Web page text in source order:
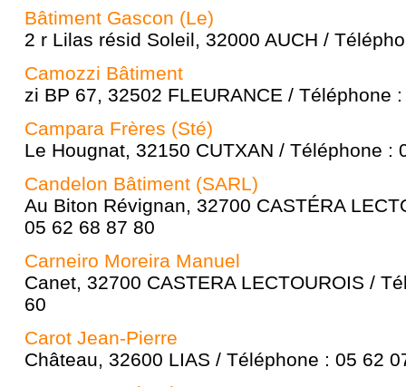
Bâtiment Gascon (Le)
2 r Lilas résid Soleil, 32000 AUCH /
Camozzi Bâtiment
zi BP 67, 32502 FLEURANCE / Téléphone
Campara Frères (Sté)
Le Hougnat, 32150 CUTXAN / Téléphone :
Candelon Bâtiment (SARL)
Au Biton Révignan, 32700 CASTÉRA
05 62 68 87 80
Carneiro Moreira Manuel
Canet, 32700 CASTERA LECTOUROIS /
60
Carot Jean-Pierre
Château, 32600 LIAS / Téléphone : 05 62